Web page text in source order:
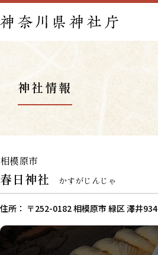
神社情報
相模原市
春日神社 かすがじんじゃ
住所： 〒252-0182 相模原市 緑区 澤井934